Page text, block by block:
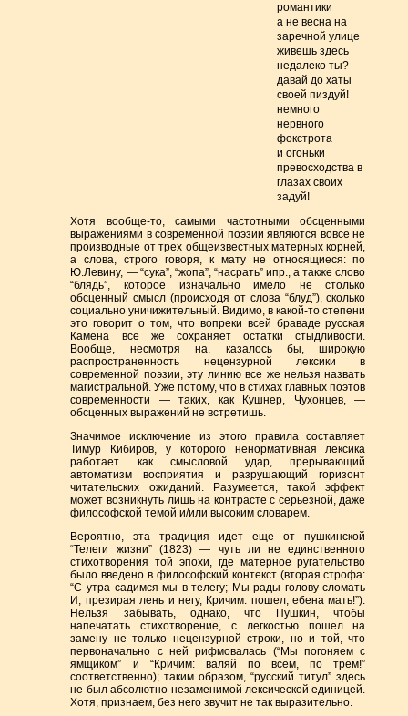
романтики
а не весна на
заречной улице
живешь здесь
недалеко ты?
давай до хаты
своей пиздуй!
немного
нервного
фокстрота
и огоньки
превосходства в
глазах своих
задуй!
Хотя вообще-то, самыми частотными обсценными
выражениями в современной поэзии являются вовсе не
производные от трех общеизвестных матерных корней,
а слова, строго говоря, к мату не относящиеся: по
Ю.Левину, — “сука”, “жопа”, “насрать” ипр., а также слово
“блядь”, которое изначально имело не столько
обсценный смысл (происходя от слова “блуд”), сколько
социально уничижительный. Видимо, в какой-то степени
это говорит о том, что вопреки всей браваде русская
Камена все же сохраняет остатки стыдливости.
Вообще, несмотря на, казалось бы, широкую
распространенность нецензурной лексики в
современной поэзии, эту линию все же нельзя назвать
магистральной. Уже потому, что в стихах главных поэтов
современности — таких, как Кушнер, Чухонцев, —
обсценных выражений не встретишь.
Значимое исключение из этого правила составляет
Тимур Кибиров, у которого ненормативная лексика
работает как смысловой удар, прерывающий
автоматизм восприятия и разрушающий горизонт
читательских ожиданий. Разумеется, такой эффект
может возникнуть лишь на контрасте с серьезной, даже
философской темой и/или высоким словарем.
Вероятно, эта традиция идет еще от пушкинской
“Телеги жизни” (1823) — чуть ли не единственного
стихотворения той эпохи, где матерное ругательство
было введено в философский контекст (вторая строфа:
“С утра садимся мы в телегу; Мы рады голову сломать
И, презирая лень и негу, Кричим: пошел, ебена мать!”).
Нельзя забывать, однако, что Пушкин, чтобы
напечатать стихотворение, с легкостью пошел на
замену не только нецензурной строки, но и той, что
первоначально с ней рифмовалась (“Мы погоняем с
ямщиком” и “Кричим: валяй по всем, по трем!”
соответственно); таким образом, “русский титул” здесь
не был абсолютно незаменимой лексической единицей.
Хотя, признаем, без него звучит не так выразительно.